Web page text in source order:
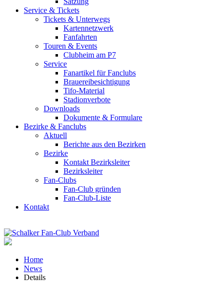
Service & Tickets
Tickets & Unterwegs
Kartennetzwerk
Fanfahrten
Touren & Events
Clubheim am P7
Service
Fanartikel für Fanclubs
Brauereibesichtigung
Tifo-Material
Stadionverbote
Downloads
Dokumente & Formulare
Bezirke & Fanclubs
Aktuell
Berichte aus den Bezirken
Bezirke
Kontakt Bezirksleiter
Bezirksleiter
Fan-Clubs
Fan-Club gründen
Fan-Club-Liste
Kontakt
Home
News
Details